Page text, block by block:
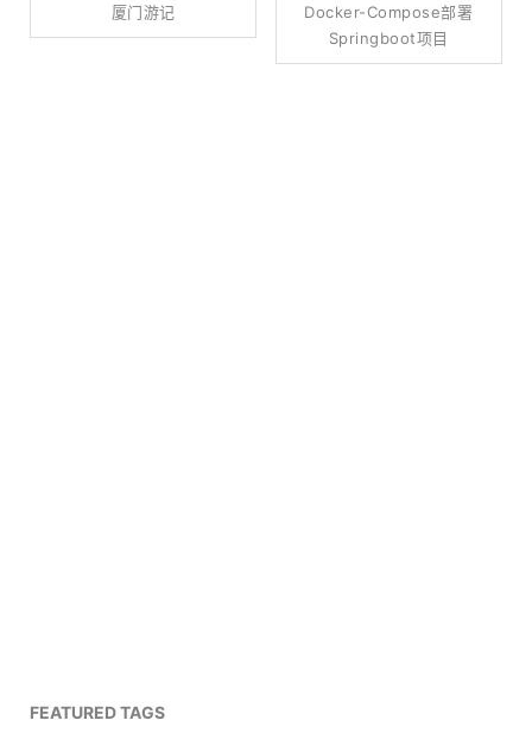
厦门游记
Docker-Compose部署
Springboot项目
FEATURED TAGS